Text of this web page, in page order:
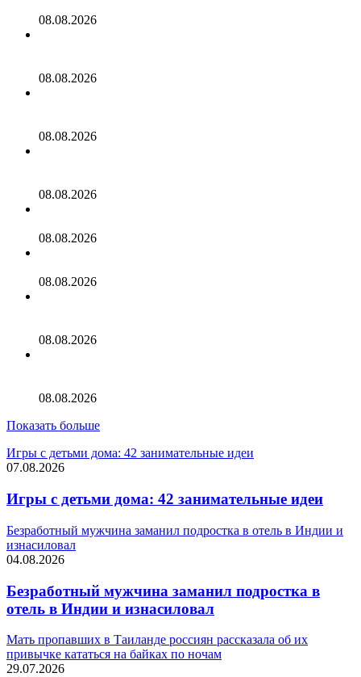
08.08.2026
08.08.2026
08.08.2026
08.08.2026
08.08.2026
08.08.2026
08.08.2026
08.08.2026
Показать больше
Игры с детьми дома: 42 занимательные идеи
07.08.2026
Игры с детьми дома: 42 занимательные идеи
Безработный мужчина заманил подростка в отель в Индии и
изнасиловал
04.08.2026
Безработный мужчина заманил подростка в
отель в Индии и изнасиловал
Мать пропавших в Таиланде россиян рассказала об их
привычке кататься на байках по ночам
29.07.2026